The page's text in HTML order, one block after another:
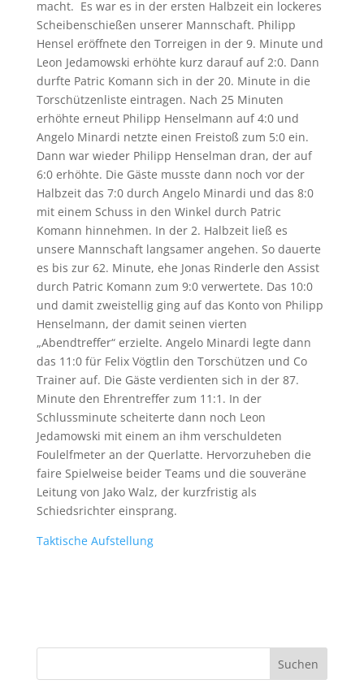
macht. Es war es in der ersten Halbzeit ein lockeres
Scheibenschießen unserer Mannschaft. Philipp
Hensel eröffnete den Torreigen in der 9. Minute und
Leon Jedamowski erhöhte kurz darauf auf 2:0. Dann
durfte Patric Komann sich in der 20. Minute in die
Torschützenliste eintragen. Nach 25 Minuten
erhöhte erneut Philipp Henselmann auf 4:0 und
Angelo Minardi netzte einen Freistoß zum 5:0 ein.
Dann war wieder Philipp Henselman dran, der auf
6:0 erhöhte. Die Gäste musste dann noch vor der
Halbzeit das 7:0 durch Angelo Minardi und das 8:0
mit einem Schuss in den Winkel durch Patric
Komann hinnehmen. In der 2. Halbzeit ließ es
unsere Mannschaft langsamer angehen. So dauerte
es bis zur 62. Minute, ehe Jonas Rinderle den Assist
durch Patric Komann zum 9:0 verwertete. Das 10:0
und damit zweistellig ging auf das Konto von Philipp
Henselmann, der damit seinen vierten
„Abendtreffer“ erzielte. Angelo Minardi legte dann
das 11:0 für Felix Vögtlin den Torschützen und Co
Trainer auf. Die Gäste verdienten sich in der 87.
Minute den Ehrentreffer zum 11:1. In der
Schlussminute scheiterte dann noch Leon
Jedamowski mit einem an ihm verschuldeten
Foulelfmeter an der Querlatte. Hervorzuheben die
faire Spielweise beider Teams und die souveräne
Leitung von Jako Walz, der kurzfristig als
Schiedsrichter einsprang.
Taktische Aufstellung